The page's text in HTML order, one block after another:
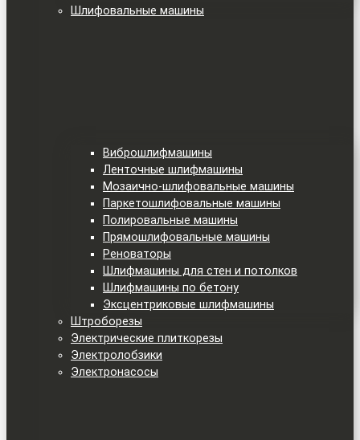
Шлифовальные машины
Виброшлифмашины
Ленточные шлифмашины
Мозаично-шлифовальные машины
Паркетошлифовальные машины
Полировальные машины
Прямошлифовальные машины
Реноваторы
Шлифмашины для стен и потолков
Шлифмашины по бетону
Эксцентриковые шлифмашины
Штроборезы
Электрические плиткорезы
Электролобзики
Электронасосы